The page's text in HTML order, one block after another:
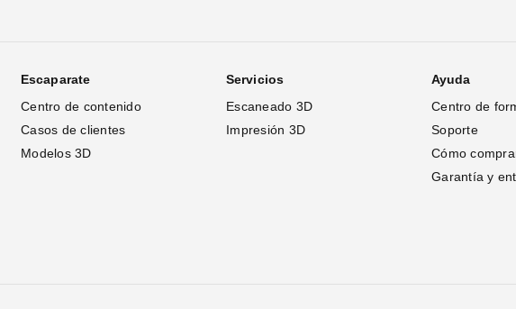
Escaparate
Centro de contenido
Casos de clientes
Modelos 3D
Servicios
Escaneado 3D
Impresión 3D
Ayuda
Centro de
Soporte
Cómo
Garantía y